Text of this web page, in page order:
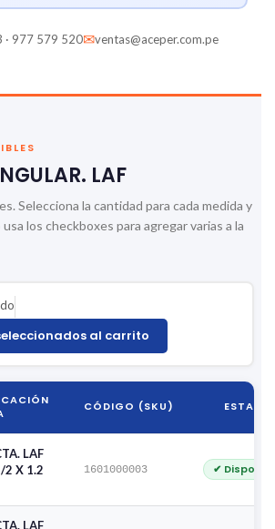
· 977 579 520✉ventas@aceper.com.pe
LAF
Selecciona la cantidad para cada medida y
los checkboxes para agregar varias a la
al carrito
CÓDIGO (SKU) ESTADO
LAF
2 X 1.2
1601000003 ✔
LAF